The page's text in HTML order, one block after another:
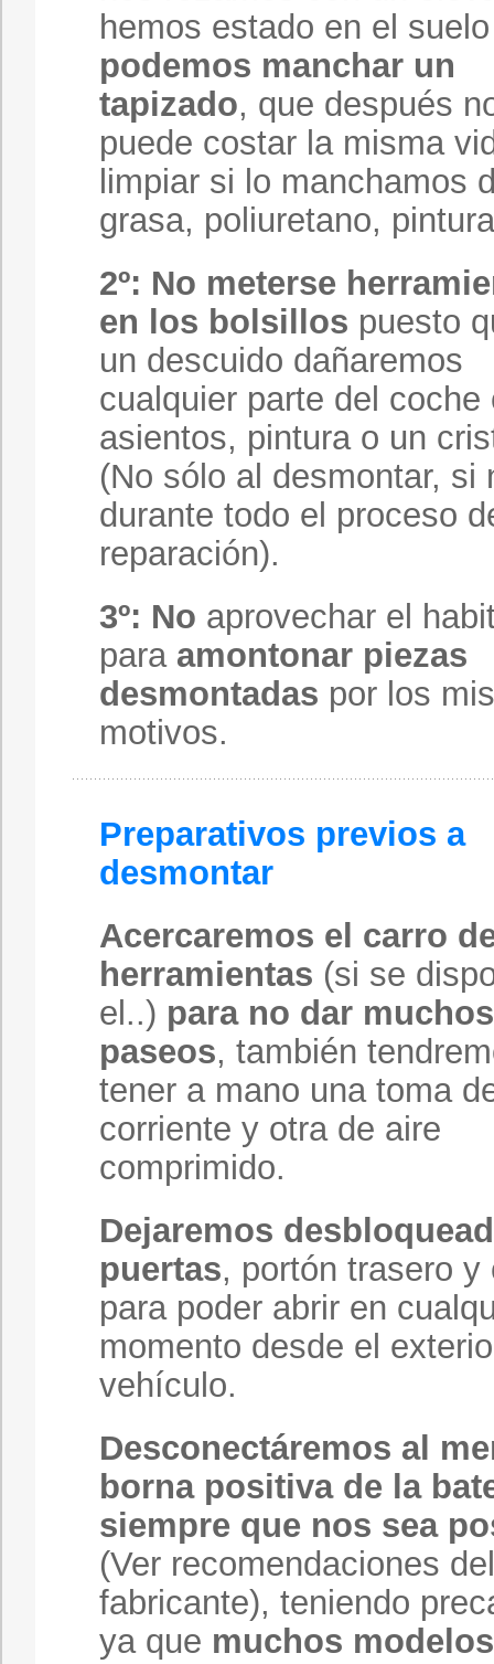
hemos estado en el
podemos manchar un
tapizado, que después
puede costar la misma
limpiar si lo manchamos
grasa, poliuretano,
2º: No meterse
en los bolsillos puesto
un descuido dañaremos
cualquier parte del coche
asientos, pintura o un
(No sólo al desmontar, si
durante todo el proceso
reparación).
3º: No aprovechar el
para amontonar piezas
desmontadas por los
motivos.
Preparativos previos a
desmontar
Acercaremos el carro
herramientas (si se
el..) para no dar muchos
paseos, también
tener a mano una toma
corriente y otra de aire
comprimido.
Dejaremos
puertas, portón trasero y
para poder abrir en
momento desde el
vehículo.
Desconectáremos al
borna positiva de la
siempre que nos sea
(Ver recomendaciones del
fabricante), teniendo
ya que muchos modelos